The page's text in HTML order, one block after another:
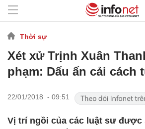
Thời sự
Xét xử Trịnh Xuân
phạm: Dấu ấn cải cách
22/01/2018 - 09:51
Vị trí ngồi của các luật sư được